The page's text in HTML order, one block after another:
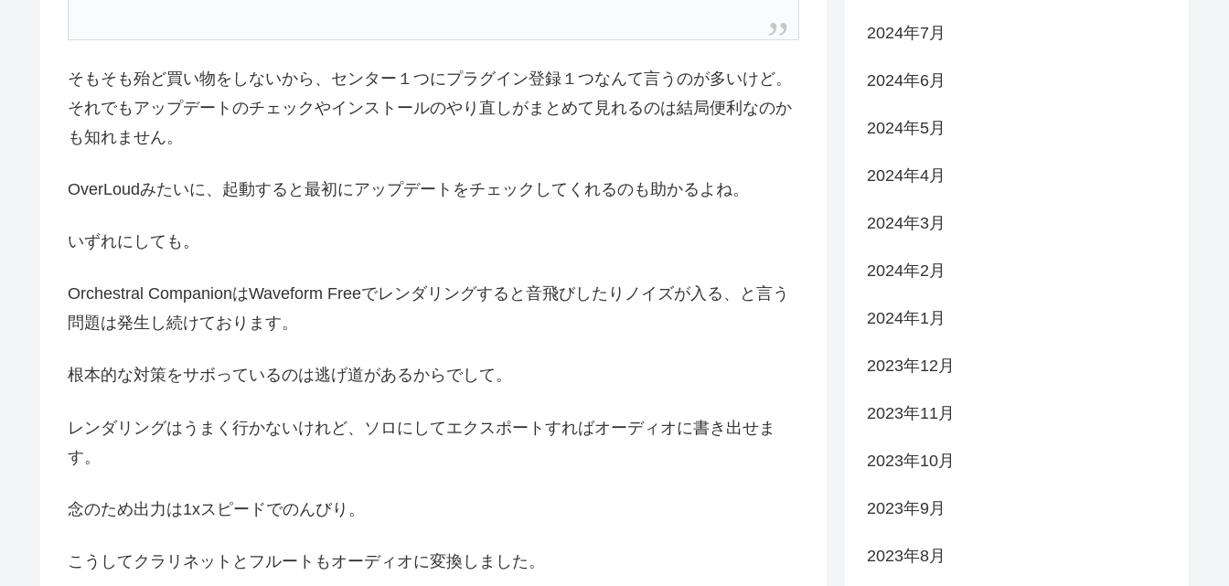
そもそも殆ど買い物をしないから、センター１つにプラグイン登録１つなんて言うのが多いけど。
それでもアップデートのチェックやインストールのやり直しがまとめて見れるのは結局便利なのか
も知れません。
OverLoudみたいに、起動すると最初にアップデートをチェックしてくれるのも助かるよね。
いずれにしても。
Orchestral CompanionはWaveform Freeでレンダリングすると音飛びしたりノイズが入る、と言う
問題は発生し続けております。
根本的な対策をサボっているのは逃げ道があるからでして。
レンダリングはうまく行かないけれど、ソロにしてエクスポートすればオーディオに書き出せま
す。
念のため出力は1xスピードでのんびり。
こうしてクラリネットとフルートもオーディオに変換しました。
2024年7月
2024年6月
2024年5月
2024年4月
2024年3月
2024年2月
2024年1月
2023年12月
2023年11月
2023年10月
2023年9月
2023年8月